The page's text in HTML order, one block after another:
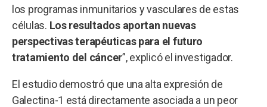
los programas inmunitarios y vasculares de estas
células. Los resultados aportan nuevas
perspectivas terapéuticas para el futuro
tratamiento del cáncer”, explicó el investigador.
El estudio demostró que una alta expresión de
Galectina-1 está directamente asociada a un peor